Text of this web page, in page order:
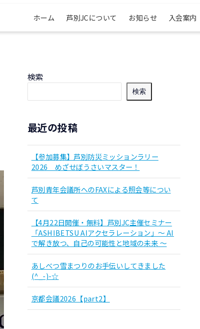
ホーム 芦別JCについて お知らせ 入会案内
検索
検索
最近の投稿
【参加募集】芦別防災ミッションラリー
2026 めざせぼうさいマスター！
芦別青年会議所へのFAXによる照会等につい
て
【4月22日開催・無料】芦別JC主催セミナー
「ASHIBETSU AIアクセラレーション」～ AI
で解き放つ、自己の可能性と地域の未来 ～
あしべつ雪まつりのお手伝いしてきました
(^_-)-☆
京都会議2026【part2】